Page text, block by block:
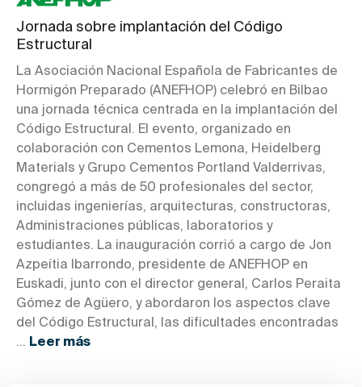
Jornada sobre implantación del Código
Estructural
La Asociación Nacional Española de Fabricantes de
Hormigón Preparado (ANEFHOP) celebró en Bilbao
una jornada técnica centrada en la implantación del
Código Estructural. El evento, organizado en
colaboración con Cementos Lemona, Heidelberg
Materials y Grupo Cementos Portland Valderrivas,
congregó a más de 50 profesionales del sector,
incluidas ingenierías, arquitecturas, constructoras,
Administraciones públicas, laboratorios y
estudiantes. La inauguración corrió a cargo de Jon
Azpeítia Ibarrondo, presidente de ANEFHOP en
Euskadi, junto con el director general, Carlos Peraita
Gómez de Agüero, y abordaron los aspectos clave
del Código Estructural, las dificultades encontradas
... Leer más